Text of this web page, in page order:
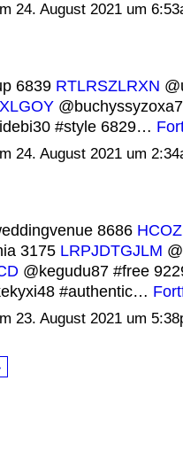
24. August 2021 um
6839 RTLRSZLRXN
#style 6829…
24. August 2021 um
8686
3175 LRPJDTGJLM
@kegudu87 #free
#authentic…
23. August 2021 um